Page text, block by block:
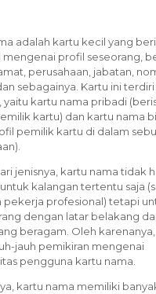
adalah kartu kecil yang
mengenai profil seseorang,
perusahaan, jabatan,
sebagainya. Kartu ini
yaitu kartu nama pribadi
kartu) dan kartu nama
pemilik kartu di dalam
jenisnya, kartu nama tidak
kalangan tertentu saja
pekerja profesional) tetapi
dengan latar belakang
beragam. Oleh karenanya,
jauh pemikiran mengenai
pengguna kartu nama.
kartu nama memiliki